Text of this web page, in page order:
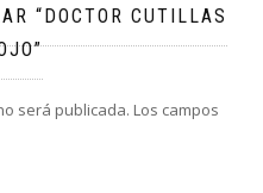
“DOCTOR CUTILLAS
será publicada. Los campos